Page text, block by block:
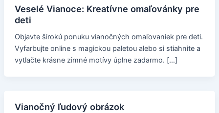
Veselé Vianoce: Kreatívne omaľovánky pre
deti
Objavte širokú ponuku vianočných omaľovaniek pre deti.
Vyfarbujte online s magickou paletou alebo si stiahnite a
vytlačte krásne zimné motívy úplne zadarmo. […]
Vianočný ľudový obrázok